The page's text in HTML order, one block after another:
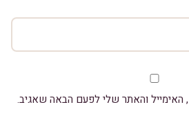
והאתר שלי לפעם הבאה שאגיב.